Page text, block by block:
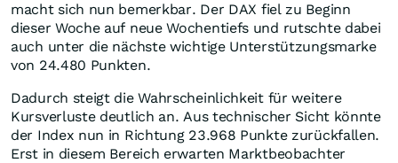
macht sich nun bemerkbar. Der DAX fiel zu Beginn
dieser Woche auf neue Wochentiefs und rutschte dabei
auch unter die nächste wichtige Unterstützungsmarke
von 24.480 Punkten.
Dadurch steigt die Wahrscheinlichkeit für weitere
Kursverluste deutlich an. Aus technischer Sicht könnte
der Index nun in Richtung 23.968 Punkte zurückfallen.
Erst in diesem Bereich erwarten Marktbeobachter